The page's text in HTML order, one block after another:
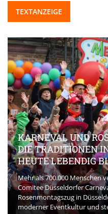
TEXTANZEIGE
KARNEVAL UND
DIE TRADITIONEN
HEUTE LEBENDIG
Mehr als 700.000 Menschen
Comitee Düsseldorfer
Rosenmontagszug in
moderner Eventkultur und